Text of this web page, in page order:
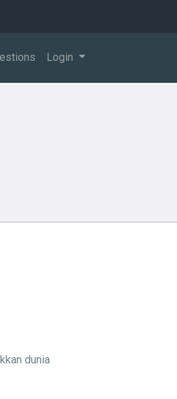
Login
dunia